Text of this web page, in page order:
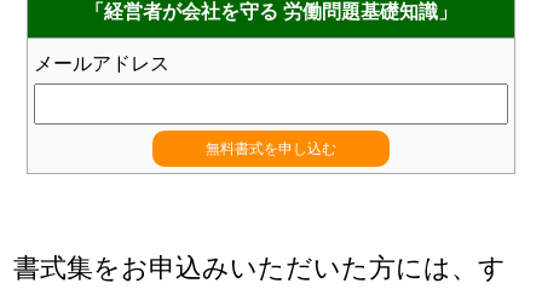
「経営者が会社を守る 労働問題基礎知識」
メールアドレス
書式集をお申込みいただいた方には、す